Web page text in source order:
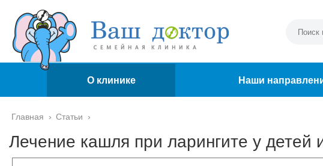
О клинике Наши
Главная › Статьи ›
Лечение кашля при ларингите у детей